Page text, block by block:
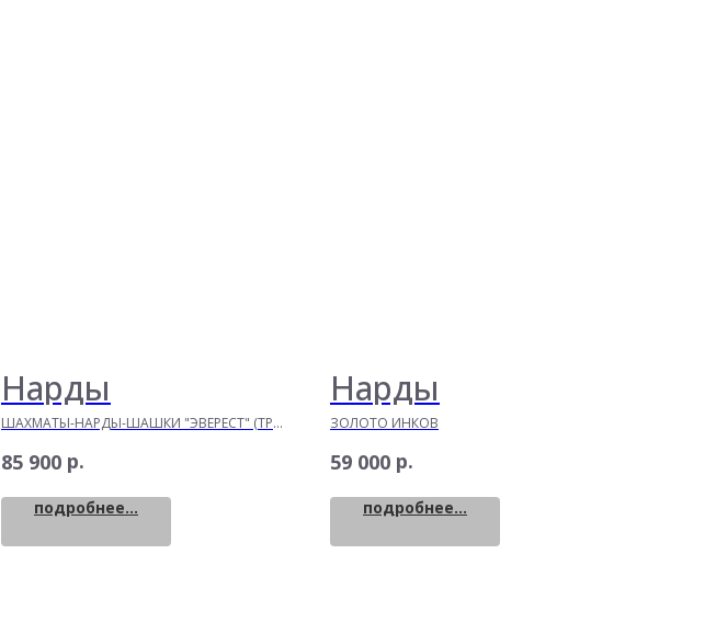
Нарды
ШАХМАТЫ-НАРДЫ-ШАШКИ "ЭВЕРЕСТ" (ТРИ
85 900 р.
подробнее...
Нарды
ЗОЛОТО ИНКОВ
59 000 р.
подробнее...